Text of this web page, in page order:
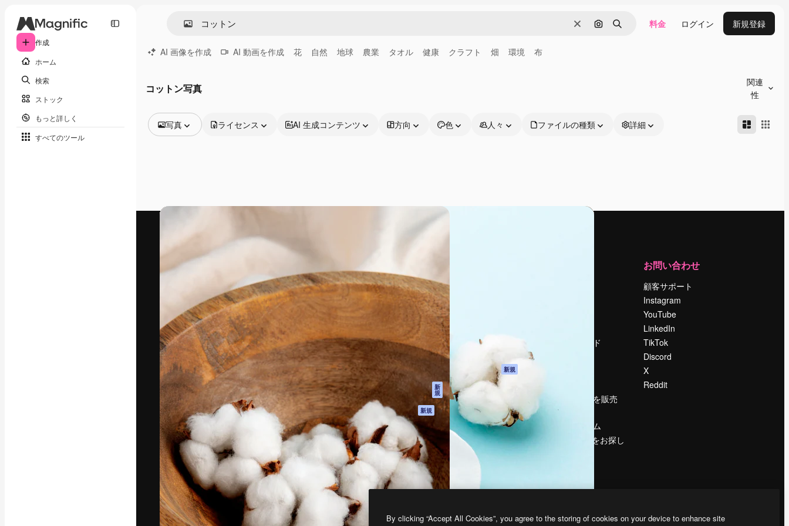
作成
ホーム
検索
ストック
もっと詳しく
すべてのツール
消去 画像で検索
検索 料金 ログイン 新規登録
AI 画像を作成 AI 動画を作成 花 自然 地球 農業 タオル 健康 クラフト 畑 環境 布
コットン写真
関連
性
写真
動画
動画テンプレート
アイコン
3D モデル
フォント
ライセンス AI 生成コンテンツ 方向 色 人々 ファイルの種類 詳細
最高のクリエイティブ制作を導くためのプラ
ットフォーム。クリエイター、企業、代理
店、スタジオを含む100万人以上が利用して
います。
日本語
Spaces
AI アシスタント
AI 画像生成ツール
AI 動画生成ツール
AI 音声合成ツール
ストックコンテン
ツ
Claude/ChatGPT
向けMCP
新
規
エージェント 新規
API
モバイルアプリ
すべてのMagnificツ
ール
プライバシーポリ
オリジナル 新規
クッキーポリシー
トラストセンター
アフィリエイト
法人向け
検索トレンド
コンテンツを販売
する
プレスルーム
magnific.aiをお探し
お問い合わせ
顧客サポート
Instagram
YouTube
LinkedIn
TikTok
Discord
X
Reddit
Copyright © 2010-2026Freepik Company S.L.U.無断複写・転載を禁じます
By clicking “Accept All Cookies”, you agree to the storing of cookies on your device to enhance site